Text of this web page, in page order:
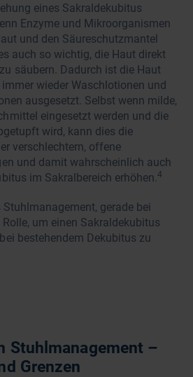
eines Sakraldekubitus
Enzyme und Mikroorganismen
und den Säureschutzmantel
auch so wichtig, die Haut direkt
säubern. Dadurch ist die Haut
wieder Waschlotionen und
ausgesetzt. Selbst wenn milde,
eingesetzt werden und die
wird, kann dies die
verschlechtern, offene
und damit wahrscheinlich auch
im Sakralbereich erhöhen.4
gerade bei
um einen Sakraldekubitus
bestehendem Dekubitus zu
Stuhlmanagement –
Grenzen